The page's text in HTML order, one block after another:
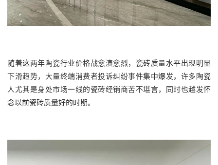
随着这两年陶瓷行业价格战愈演愈烈，瓷砖质量水平出现明显
下滑趋势，大量终端消费者投诉纠纷事件集中爆发，许多陶瓷
人尤其是身处市场一线的瓷砖经销商苦不堪言，同时也越发怀
念以前瓷砖质量好的时期。